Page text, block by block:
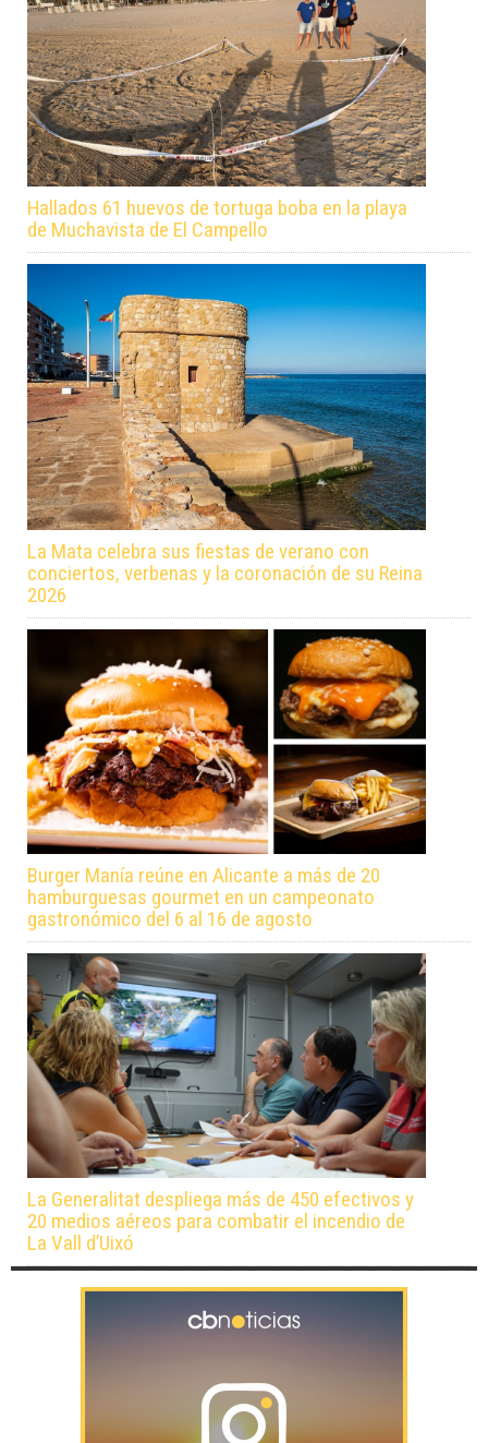
Hallados 61 huevos de tortuga boba en la playa
de Muchavista de El Campello
La Mata celebra sus fiestas de verano con
conciertos, verbenas y la coronación de su Reina
2026
Burger Manía reúne en Alicante a más de 20
hamburguesas gourmet en un campeonato
gastronómico del 6 al 16 de agosto
La Generalitat despliega más de 450 efectivos y
20 medios aéreos para combatir el incendio de
La Vall d’Uixó